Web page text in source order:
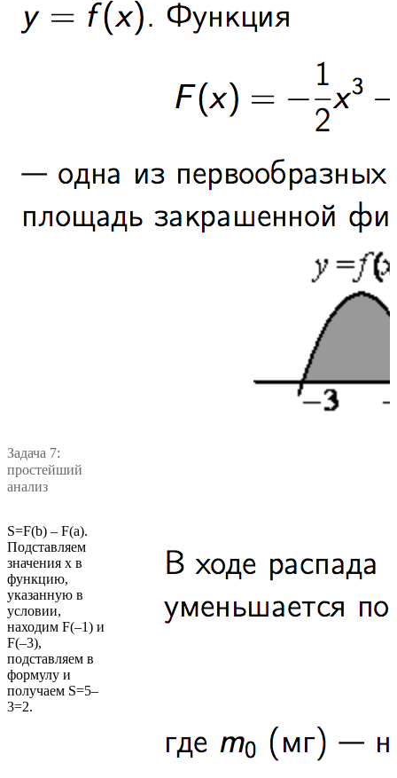
Задача 7:
простейший
анализ
S=F(b) – F(а).
Подставляем
значения х в
функцию,
указанную в
условии,
находим F(–1) и
F(–3),
подставляем в
формулу и
получаем S=5–
3=2.